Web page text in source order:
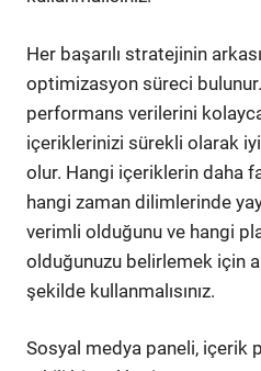
Her başarılı stratejinin
optimizasyon süreci
performans verilerini
içeriklerinizi sürekli olarak
olur. Hangi içeriklerin daha
hangi zaman dilimlerinde
verimli olduğunu ve hangi
olduğunuzu belirlemek için
şekilde kullanmalısınız.
Sosyal medya paneli, içerik